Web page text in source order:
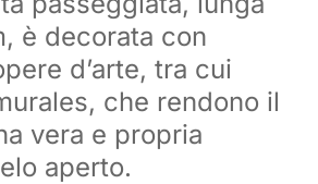
è decorata con
d’arte, tra cui
che rendono il
vera e propria
aperto.